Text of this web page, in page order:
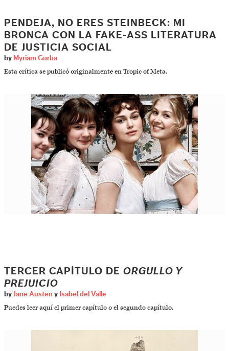
PENDEJA, NO ERES STEINBECK: MI
BRONCA CON LA FAKE-ASS LITERATURA
DE JUSTICIA SOCIAL
by Myriam Gurba
Esta crítica se publicó originalmente en Tropic of Meta.
TERCER CAPÍTULO DE ORGULLO Y
PREJUICIO
by Jane Austen y Isabel del Valle
Puedes leer aquí el primer capítulo o el segundo capítulo.